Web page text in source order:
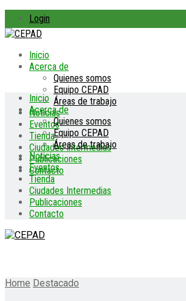
Login
Inicio
Acerca de
Quienes somos
Equipo CEPAD
Áreas de trabajo
Noticias
Eventos
Tienda
Ciudades Intermedias
Publicaciones
Contacto
Inicio
Acerca de
Quienes somos
Equipo CEPAD
Áreas de trabajo
Noticias
Eventos
Tienda
Ciudades Intermedias
Publicaciones
Contacto
Home Destacado